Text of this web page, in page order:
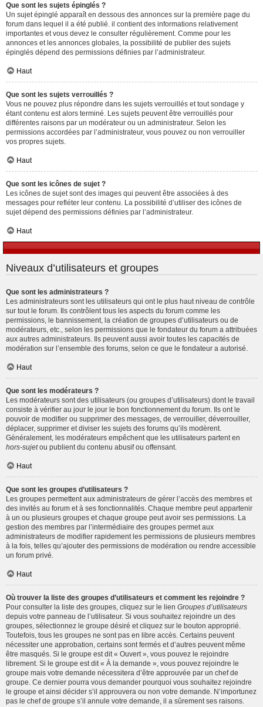
Que sont les sujets épinglés ?
Un sujet épinglé apparaît en dessous des annonces sur la première page du
forum dans lequel il a été publié. il contient des informations relativement
importantes et vous devez le consulter régulièrement. Comme pour les
annonces et les annonces globales, la possibilité de publier des sujets
épinglés dépend des permissions définies par l’administrateur.
Haut
Que sont les sujets verrouillés ?
Vous ne pouvez plus répondre dans les sujets verrouillés et tout sondage y
étant contenu est alors terminé. Les sujets peuvent être verrouillés pour
différentes raisons par un modérateur ou un administrateur. Selon les
permissions accordées par l’administrateur, vous pouvez ou non verrouiller
vos propres sujets.
Haut
Que sont les icônes de sujet ?
Les icônes de sujet sont des images qui peuvent être associées à des
messages pour refléter leur contenu. La possibilité d’utiliser des icônes de
sujet dépend des permissions définies par l’administrateur.
Haut
Niveaux d’utilisateurs et groupes
Que sont les administrateurs ?
Les administrateurs sont les utilisateurs qui ont le plus haut niveau de contrôle
sur tout le forum. Ils contrôlent tous les aspects du forum comme les
permissions, le bannissement, la création de groupes d’utilisateurs ou de
modérateurs, etc., selon les permissions que le fondateur du forum a attribuées
aux autres administrateurs. Ils peuvent aussi avoir toutes les capacités de
modération sur l’ensemble des forums, selon ce que le fondateur a autorisé.
Haut
Que sont les modérateurs ?
Les modérateurs sont des utilisateurs (ou groupes d’utilisateurs) dont le travail
consiste à vérifier au jour le jour le bon fonctionnement du forum. Ils ont le
pouvoir de modifier ou supprimer des messages, de verrouiller, déverrouiller,
déplacer, supprimer et diviser les sujets des forums qu’ils modèrent.
Généralement, les modérateurs empêchent que les utilisateurs partent en
hors-sujetou publient du contenu abusif ou offensant.
Haut
Que sont les groupes d’utilisateurs ?
Les groupes permettent aux administrateurs de gérer l’accès des membres et
des invités au forum et à ses fonctionnalités. Chaque membre peut appartenir
à un ou plusieurs groupes et chaque groupe peut avoir ses permissions. La
gestion des membres par l’intermédiaire des groupes permet aux
administrateurs de modifier rapidement les permissions de plusieurs membres
à la fois, telles qu’ajouter des permissions de modération ou rendre accessible
un forum privé.
Haut
Où trouver la liste des groupes d’utilisateurs et comment les rejoindre ?
Pour consulter la liste des groupes, cliquez sur le lien Groupes d’utilisateurs
depuis votre panneau de l’utilisateur. Si vous souhaitez rejoindre un des
groupes, sélectionnez le groupe désiré et cliquez sur le bouton approprié.
Toutefois, tous les groupes ne sont pas en libre accès. Certains peuvent
nécessiter une approbation, certains sont fermés et d’autres peuvent même
être masqués. Si le groupe est dit « Ouvert », vous pouvez le rejoindre
librement. Si le groupe est dit « À la demande », vous pouvez rejoindre le
groupe mais votre demande nécessitera d’être approuvée par un chef de
groupe. Ce dernier pourra vous demander pourquoi vous souhaitez rejoindre
le groupe et ainsi décider s’il approuvera ou non votre demande. N’importunez
pas le chef de groupe s’il annule votre demande, il a sûrement ses raisons.